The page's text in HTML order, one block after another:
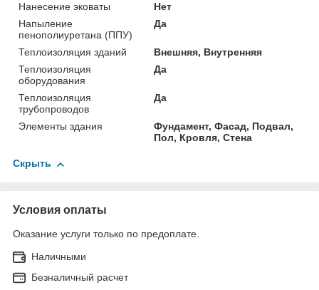
Нанесение эковаты
Нет
Напыление
пенополиуретана (ППУ)
Да
Теплоизоляция зданий
Внешняя, Внутренняя
Теплоизоляция
оборудования
Да
Теплоизоляция
трубопроводов
Да
Элементы здания
Фундамент, Фасад, Подвал,
Пол, Кровля, Стена
Скрыть
Условия оплаты
Оказание услуги только по предоплате.
Наличными
Безналичный расчет